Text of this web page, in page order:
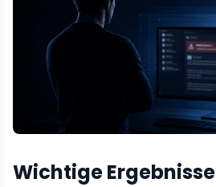
Wichtige Ergebnisse